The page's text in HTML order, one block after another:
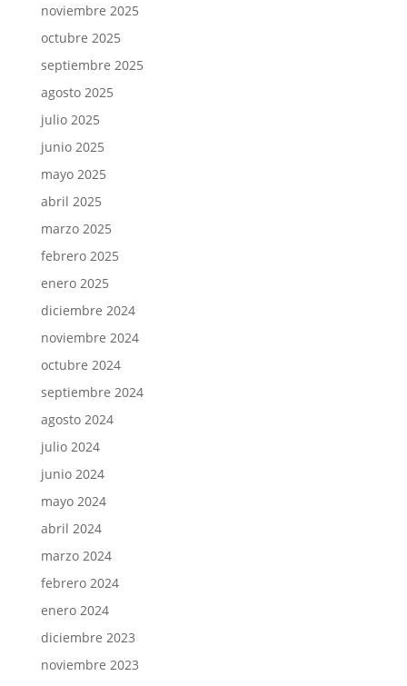
noviembre 2025
octubre 2025
septiembre 2025
agosto 2025
julio 2025
junio 2025
mayo 2025
abril 2025
marzo 2025
febrero 2025
enero 2025
diciembre 2024
noviembre 2024
octubre 2024
septiembre 2024
agosto 2024
julio 2024
junio 2024
mayo 2024
abril 2024
marzo 2024
febrero 2024
enero 2024
diciembre 2023
noviembre 2023